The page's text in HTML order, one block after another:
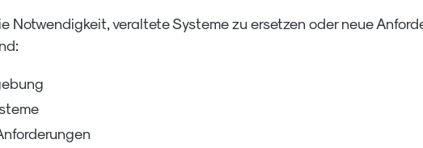
Notwendigkeit, veraltete Systeme zu ersetzen oder neue